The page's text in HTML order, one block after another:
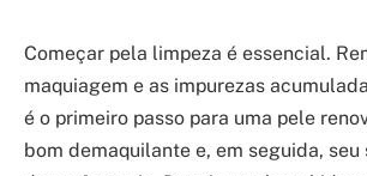
Começar pela limpeza é essencial.
maquiagem e as impurezas
é o primeiro passo para uma pele
bom demaquilante e, em seguida,